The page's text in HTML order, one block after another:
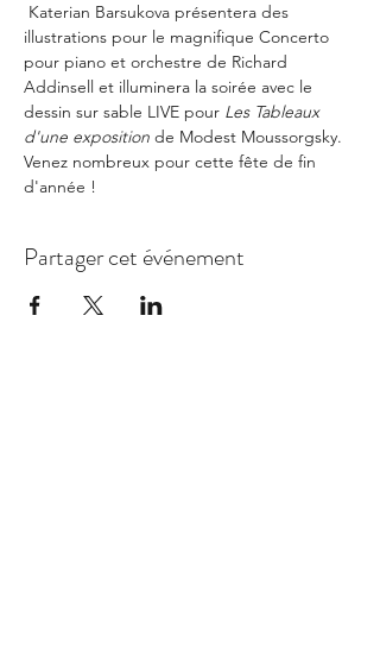
Katerian Barsukova présentera des
illustrations pour le magnifique Concerto
pour piano et orchestre de Richard
Addinsell et illuminera la soirée avec le
dessin sur sable LIVE pour Les Tableaux
d'une exposition de Modest Moussorgsky.
Venez nombreux pour cette fête de fin
d'année !
Partager cet événement